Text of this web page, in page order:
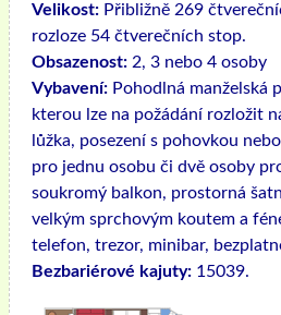
Velikost: Přibližně 269
rozloze 54 čtverečních stop.
Obsazenost: 2, 3 nebo 4 osoby
Vybavení: Pohodlná manželská
kterou lze na požádání rozložit
lůžka, posezení s pohovkou
pro jednu osobu či dvě osoby
soukromý balkon, prostorná
velkým sprchovým koutem a
telefon, trezor, minibar,
Bezbariérové ​​kajuty: 15039.